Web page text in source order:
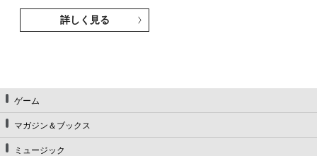
詳しく見る
ゲーム
マガジン＆ブックス
ミュージック